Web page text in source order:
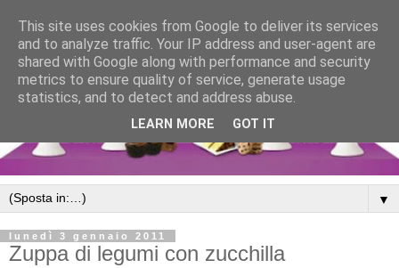
▼
lunedì 3 gennaio 2011
Zuppa di legumi con zucchilla
This site uses cookies from Google to deliver its services
and to analyze traffic. Your IP address and user-agent are
shared with Google along with performance and security
metrics to ensure quality of service, generate usage
statistics, and to detect and address abuse.
LEARN MORE GOT IT